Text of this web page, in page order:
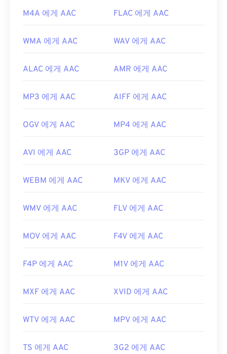
M4A 에게 AAC FLAC 에게 AAC
WMA 에게 AAC WAV 에게 AAC
ALAC 에게 AAC AMR 에게 AAC
MP3 에게 AAC AIFF 에게 AAC
OGV 에게 AAC MP4 에게 AAC
AVI 에게 AAC 3GP 에게 AAC
WEBM 에게 AAC MKV 에게 AAC
WMV 에게 AAC FLV 에게 AAC
MOV 에게 AAC F4V 에게 AAC
F4P 에게 AAC M1V 에게 AAC
MXF 에게 AAC XVID 에게 AAC
WTV 에게 AAC MPV 에게 AAC
TS 에게 AAC 3G2 에게 AAC